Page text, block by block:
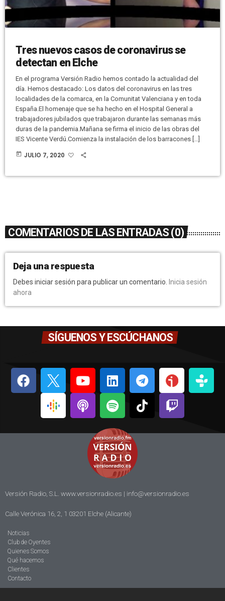
Tres nuevos casos de coronavirus se
detectan en Elche
En el programa Versión Radio hemos contado la actualidad del
día. Hemos destacado: Los datos del coronavirus en las tres
localidades de la comarca, en la Comunitat Valenciana y en toda
España.El homenaje que se ha hecho en el Hospital General a
trabajadores jubilados que trabajaron durante las semanas más
duras de la pandemia.Mañana se firma el inicio de las obras del
IES Vicente Verdú.Comienza la instalación de los barracones […]
today JULIO 7, 2020
COMENTARIOS DE LAS ENTRADAS (0)
Deja una respuesta
Debes iniciar sesión para publicar un comentario.
Inicia sesión
ahora
SÍGUENOS Y ESCÚCHANOS
Versión Radio, S.L. www.versionradio.es | info@versionradio.es
Calle Verónica 16, 2, 1 03201 Elche (Alicante)
Noticias
Club de Oyentes
Quienes Somos
Qué hacemos
Clientes
Contacto